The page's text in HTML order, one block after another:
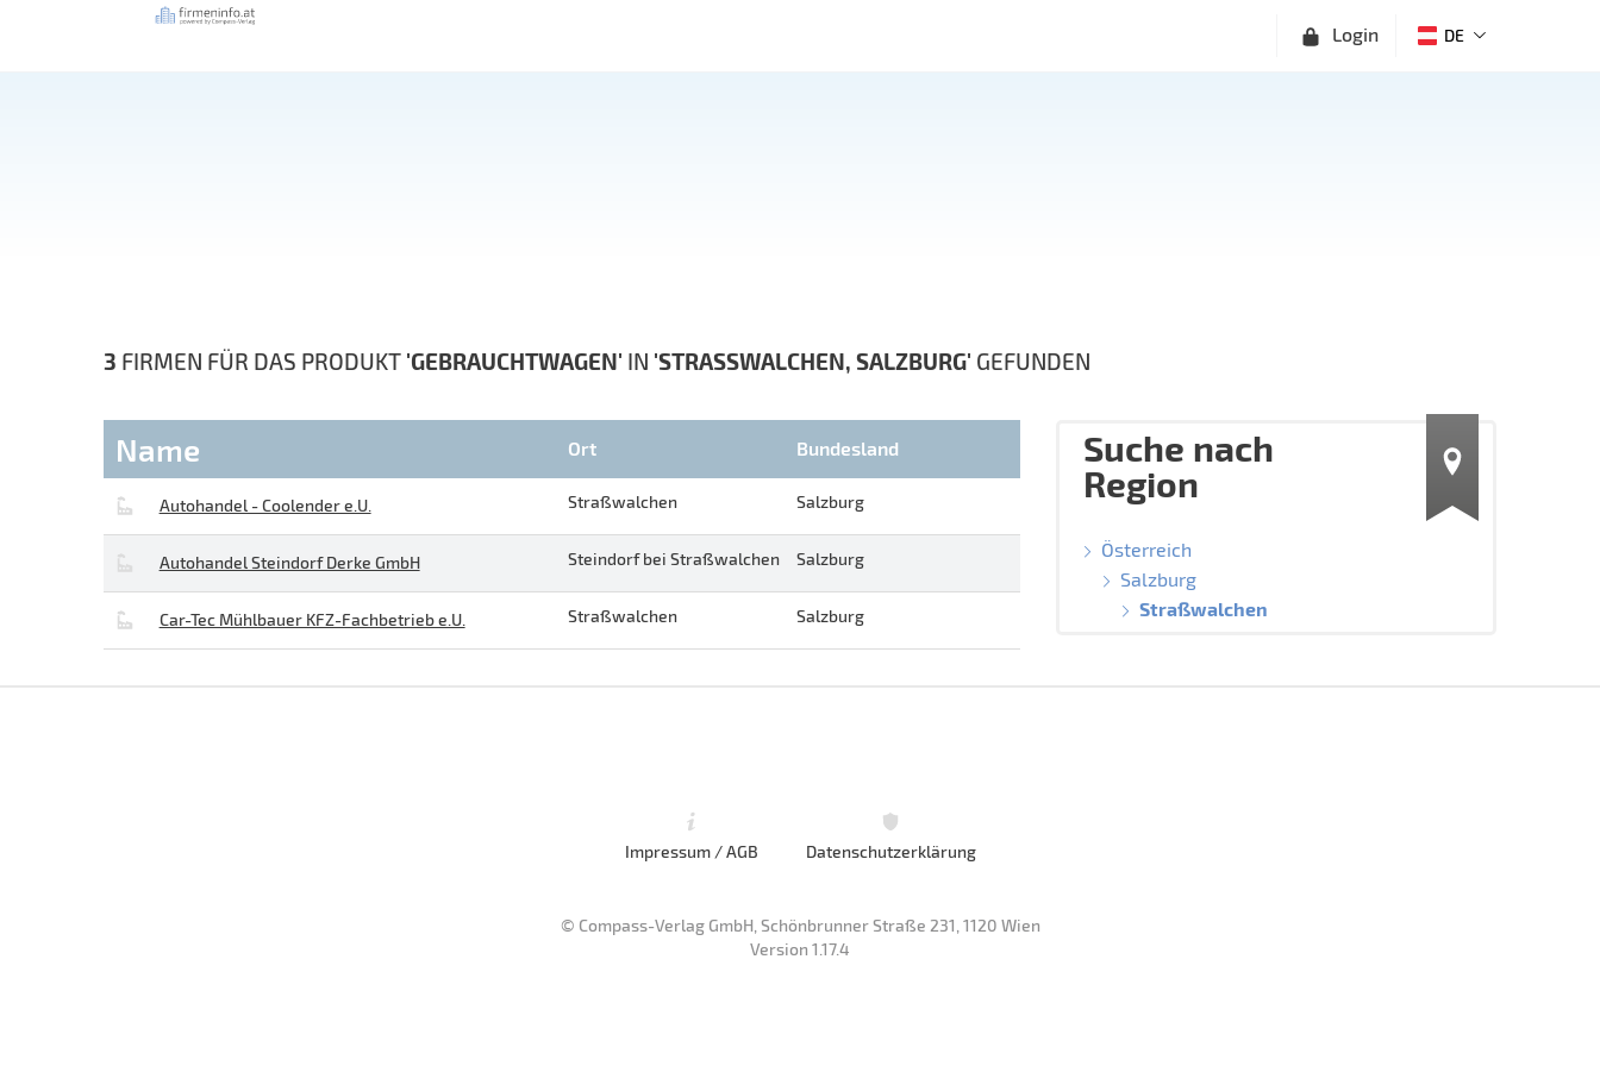
Login DE
3 FIRMEN FÜR DAS PRODUKT 'GEBRAUCHTWAGEN' IN 'STRASSWALCHEN, SALZBURG' GEFUNDEN
Name Ort Bundesland
Autohandel - Coolender e.U. Straßwalchen Salzburg
Autohandel Steindorf Derke GmbH Steindorf bei Straßwalchen Salzburg
Car-Tec Mühlbauer KFZ-Fachbetrieb e.U. Straßwalchen Salzburg
Suche nach
Region
Österreich
Salzburg
Straßwalchen
Impressum / AGB Datenschutzerklärung
© Compass-Verlag GmbH, Schönbrunner Straße 231, 1120 Wien
Version 1.17.4